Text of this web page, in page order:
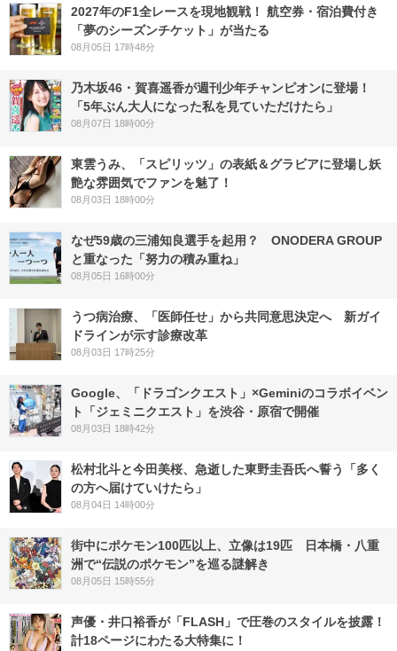
2027年のF1全レースを現地観戦！ 航空券・宿泊費付き
「夢のシーズンチケット」が当たる
08月05日 17時48分
乃木坂46・賀喜遥香が週刊少年チャンピオンに登場！
「5年ぶん大人になった私を見ていただけたら」
08月07日 18時00分
東雲うみ、「スピリッツ」の表紙＆グラビアに登場し妖
艶な雰囲気でファンを魅了！
08月03日 18時00分
なぜ59歳の三浦知良選手を起用？ ONODERA GROUP
と重なった「努力の積み重ね」
08月05日 16時00分
うつ病治療、「医師任せ」から共同意思決定へ 新ガイ
ドラインが示す診療改革
08月03日 17時25分
Google、「ドラゴンクエスト」×Geminiのコラボイベン
ト「ジェミニクエスト」を渋谷・原宿で開催
08月03日 18時42分
松村北斗と今田美桜、急逝した東野圭吾氏へ誓う「多く
の方へ届けていけたら」
08月04日 14時00分
街中にポケモン100匹以上、立像は19匹 日本橋・八重
洲で“伝説のポケモン”を巡る謎解き
08月05日 15時55分
声優・井口裕香が「FLASH」で圧巻のスタイルを披露！
計18ページにわたる大特集に！